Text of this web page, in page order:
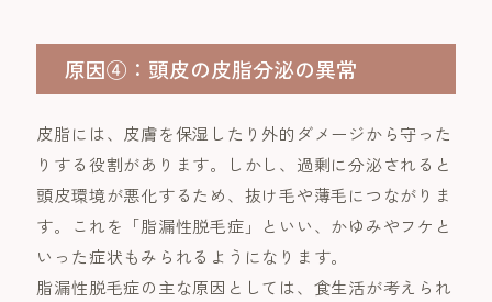
原因④：頭皮の皮脂分泌の異常
皮脂には、皮膚を保湿したり外的ダメージから守った
りする役割があります。しかし、過剰に分泌されると
頭皮環境が悪化するため、抜け毛や薄毛につながりま
す。これを「脂漏性脱毛症」といい、かゆみやフケと
いった症状もみられるようになります。
脂漏性脱毛症の主な原因としては、食生活が考えられ